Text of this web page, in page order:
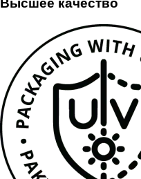
Высшее качество